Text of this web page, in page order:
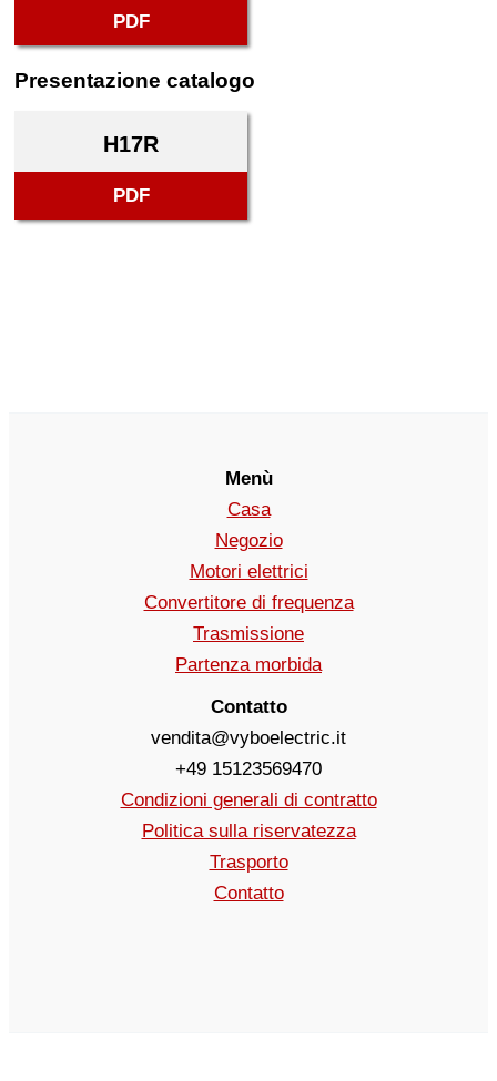
PDF
Presentazione catalogo
H17R
PDF
Menù
Casa
Negozio
Motori elettrici
Convertitore di frequenza
Trasmissione
Partenza morbida
Contatto
vendita@vyboelectric.it
+49 15123569470
Condizioni generali di contratto
Politica sulla riservatezza
Trasporto
Contatto